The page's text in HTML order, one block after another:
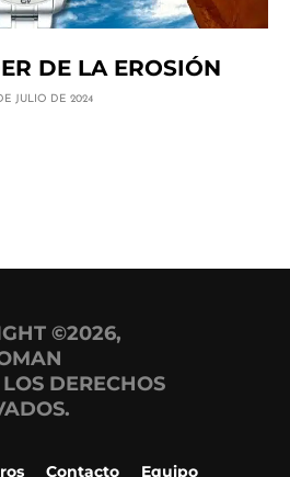
DE LA EROSIÓN
JULIO DE 2024
©2026,
DERECHOS
Contacto Equipo